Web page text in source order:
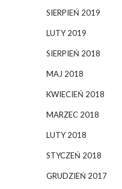
SIERPIEŃ 2019
LUTY 2019
SIERPIEŃ 2018
MAJ 2018
KWIECIEŃ 2018
MARZEC 2018
LUTY 2018
STYCZEŃ 2018
GRUDZIEŃ 2017